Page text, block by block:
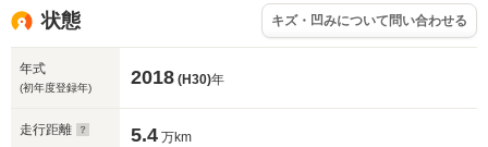
状態 キズ・凹みについて問い合わせる
年式
(初年度登録年) 2018 (H30)年
走行距離 5.4 万km